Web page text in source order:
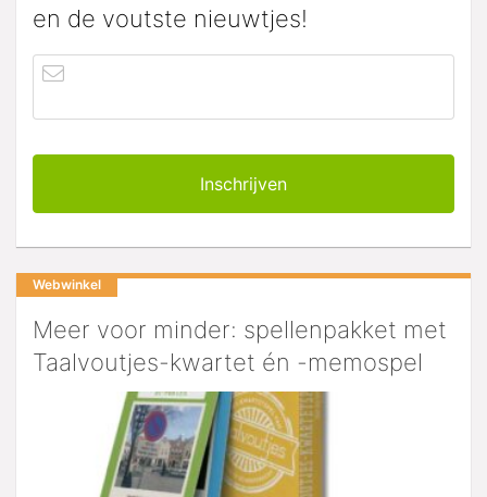
en de voutste nieuwtjes!
Webwinkel
Meer voor minder: spellenpakket met
Taalvoutjes-kwartet én -memospel